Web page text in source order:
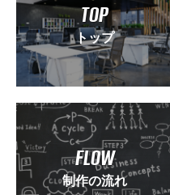
TOP
トップ
FLOW
制作の流れ